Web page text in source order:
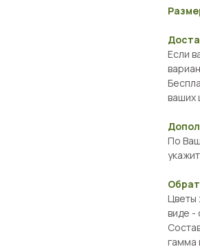
Если
ваших
По
Цветы
виде -
гамма